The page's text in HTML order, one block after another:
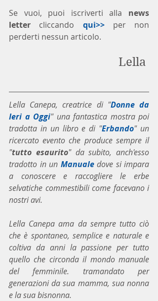
Se vuoi, puoi iscriverti alla news
letter cliccando qui>> per non
perderti nessun articolo.
Lella
Lella Canepa, creatrice di "Donne da
Ieri a Oggi" una fantastica mostra poi
tradotta in un libro e di "Erbando" un
ricercato evento che produce sempre il
"tutto esaurito" da subito, anch'esso
tradotto in un Manuale dove si impara
a conoscere e raccogliere le erbe
selvatiche commestibili come facevano i
nostri avi.
Lella Canepa ama da sempre tutto ciò
che è spontaneo, semplice e naturale e
coltiva da anni la passione per tutto
quello che circonda il mondo manuale
del femminile. tramandato per
generazioni da sua mamma, sua nonna
e la sua bisnonna.